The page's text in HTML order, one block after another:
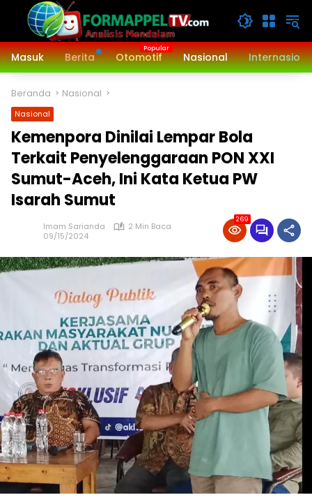
Langsung
konten
Masuk
Berita Otomotif Nasional
Beranda Nasional
Nasional
Kemenpora Dinilai Lempar Bola
Terkait Penyelenggaraan PON XXI
Sumut-Aceh, Ini Kata Ketua PW
Isarah Sumut
Imam Sarianda
2 Min Baca
09/15/2024
269